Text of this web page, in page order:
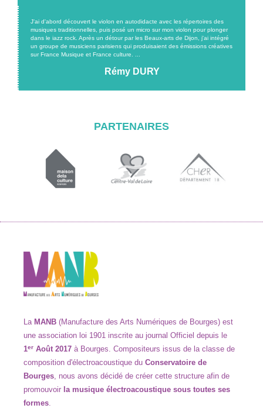
J'ai d'abord découvert le violon en autodidacte avec les répertoires des
musiques traditionnelles, puis posé un micro sur mon violon pour plonger
dans le iazz rock. Après un détour par les Beaux-arts de Dijon, j'ai intégré
un groupe de musiciens parisiens qui produisaient des émissions créatives
sur France Musique et France culture. ...
Rémy DURY
PARTENAIRES
La MANB (Manufacture des Arts Numériques de Bourges) est
une association loi 1901 inscrite au journal Officiel depuis le
1er Août 2017 à Bourges. Compositeurs issus de la classe de
composition d'électroacoustique du Conservatoire de
Bourges, nous avons décidé de créer cette structure afin de
promouvoir la musique électroacoustique sous toutes ses
formes.